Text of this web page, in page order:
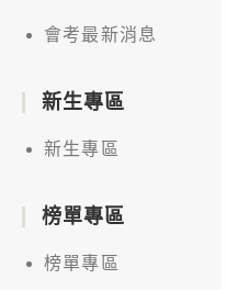
會考最新消息
新生專區
新生專區
榜單專區
榜單專區